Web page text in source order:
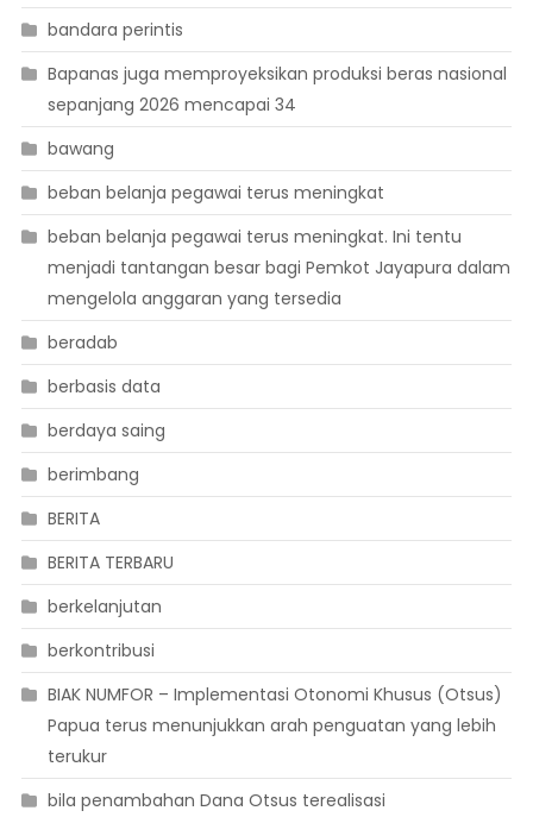
bandara perintis
Bapanas juga memproyeksikan produksi beras nasional
sepanjang 2026 mencapai 34
bawang
beban belanja pegawai terus meningkat
beban belanja pegawai terus meningkat. Ini tentu
menjadi tantangan besar bagi Pemkot Jayapura dalam
mengelola anggaran yang tersedia
beradab
berbasis data
berdaya saing
berimbang
BERITA
BERITA TERBARU
berkelanjutan
berkontribusi
BIAK NUMFOR – Implementasi Otonomi Khusus (Otsus)
Papua terus menunjukkan arah penguatan yang lebih
terukur
bila penambahan Dana Otsus terealisasi